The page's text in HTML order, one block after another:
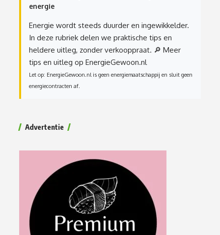
energie
Energie wordt steeds duurder en ingewikkelder.
In deze rubriek delen we praktische tips en
heldere uitleg, zonder verkooppraat. 🔎 Meer
tips en uitleg op EnergieGewoon.nl
Let op: EnergieGewoon.nl is geen energiemaatschappij en sluit geen
energiecontracten af.
Advertentie